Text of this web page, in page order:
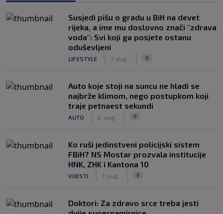
Susjedi pišu o gradu u BiH na devet
rijeka, a ime mu doslovno znači "zdrava
voda": Svi koji ga posjete ostanu
oduševljeni
LIFESTYLE 7. aug. 0
Auto koje stoji na suncu ne hladi se
najbrže klimom, nego postupkom koji
traje petnaest sekundi
AUTO 6. aug. 0
Ko ruši jedinstveni policijski sistem
FBiH? NS Mostar prozvala institucije
HNK, ZHK i Kantona 10
VIJESTI 7. aug. 0
Doktori: Za zdravo srce treba jesti